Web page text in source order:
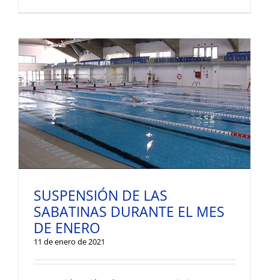
SUSPENSIÓN DE LAS
SABATINAS DURANTE EL MES
DE ENERO
11 de enero de 2021